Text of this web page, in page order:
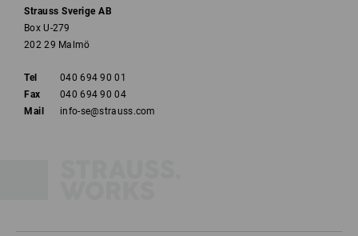
Strauss Sverige AB
Box U-279
202 29 Malmö
Tel
040 694 90 01
Fax
040 694 90 04
Mail
info-se@strauss.com